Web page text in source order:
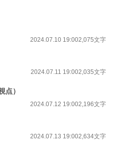
2024.07.10 19:002,075文字
2024.07.11 19:002,035文字
点）
2024.07.12 19:002,196文字
2024.07.13 19:002,634文字